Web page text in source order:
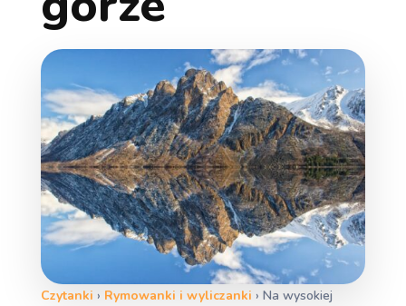
Czytanki › Rymowanki i wyliczanki › Na wysokiej